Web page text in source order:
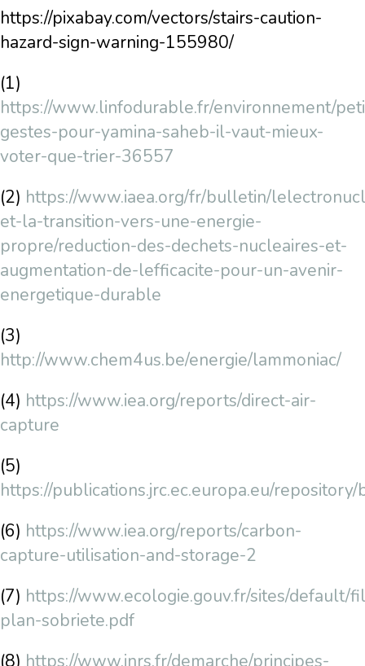
https://pixabay.com/vectors/stairs-caution-
hazard-sign-warning-155980/
(1)
https://www.linfodurable.fr/environnement/
gestes-pour-yamina-saheb-il-vaut-mieux-
voter-que-trier-36557
(2) https://www.iaea.org/fr/bulletin/
et-la-transition-vers-une-energie-
propre/reduction-des-dechets-nucleaires-et-
augmentation-de-lefficacite-pour-un-avenir-
energetique-durable
(3)
http://www.chem4us.be/energie/lammoniac/
(4) https://www.iea.org/reports/direct-air-
capture
(5)
https://publications.jrc.ec.europa.eu/
(6) https://www.iea.org/reports/carbon-
capture-utilisation-and-storage-2
(7) https://www.ecologie.gouv.fr/sites/default/
plan-sobriete.pdf
(8) https://www.inrs.fr/demarche/principes-